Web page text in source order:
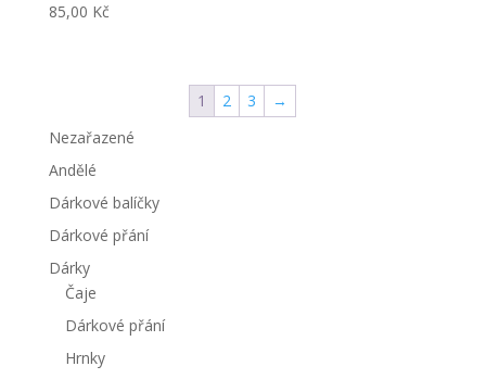
85,00 Kč
1 2 3
→
Nezařazené
Andělé
Dárkové balíčky
Dárkové přání
Dárky
Čaje
Dárkové přání
Hrnky